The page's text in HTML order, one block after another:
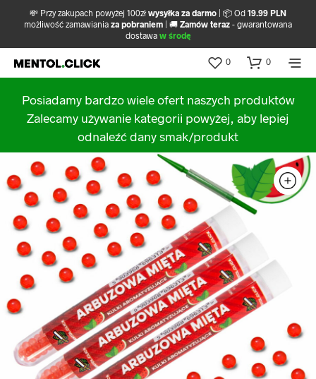
💸 Przy zakupach powyżej 100zł wysyłka za darmo | 📦 Od 19.99 PLN
możliwość zamawiania za pobraniem | 🚚 Zamów teraz - gwarantowana
dostawa w środę
0 0
Posiadamy bardzo wiele ofert naszych produktów
Zalecamy używanie kategorii powyżej, aby lepiej
odnaleźć dany smak/produkt